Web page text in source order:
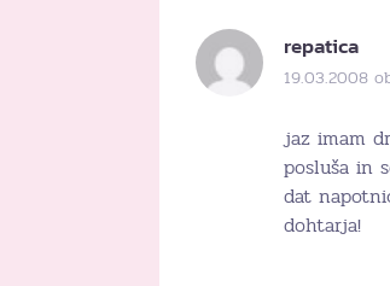
repatica
19.03.2008
jaz imam
posluša in
dat
dohtarja!